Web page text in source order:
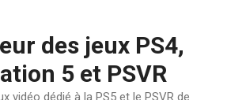
des jeux PS4,
5 et PSVR
vidéo dédié à la PS5 et le PSVR de